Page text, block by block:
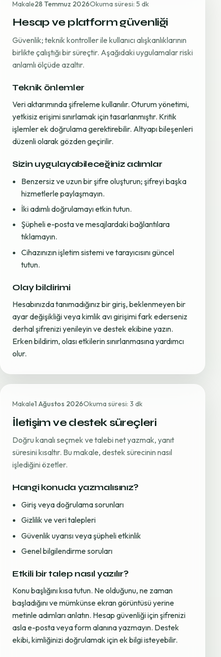
Makale28 Temmuz 2026Okuma süresi: 5 dk
Hesap ve platform güvenliği
Güvenlik; teknik kontroller ile kullanıcı alışkanlıklarının
birlikte çalıştığı bir süreçtir. Aşağıdaki uygulamalar riski
anlamlı ölçüde azaltır.
Teknik önlemler
Veri aktarımında şifreleme kullanılır. Oturum yönetimi,
yetkisiz erişimi sınırlamak için tasarlanmıştır. Kritik
işlemler ek doğrulama gerektirebilir. Altyapı bileşenleri
düzenli olarak gözden geçirilir.
Sizin uygulayabileceğiniz adımlar
Benzersiz ve uzun bir şifre oluşturun; şifreyi başka
hizmetlerle paylaşmayın.
İki adımlı doğrulamayı etkin tutun.
Şüpheli e-posta ve mesajlardaki bağlantılara
tıklamayın.
Cihazınızın işletim sistemi ve tarayıcısını güncel
tutun.
Olay bildirimi
Hesabınızda tanımadığınız bir giriş, beklenmeyen bir
ayar değişikliği veya kimlik avı girişimi fark ederseniz
derhal şifrenizi yenileyin ve destek ekibine yazın.
Erken bildirim, olası etkilerin sınırlanmasına yardımcı
olur.
Makale1 Ağustos 2026Okuma süresi: 3 dk
İletişim ve destek süreçleri
Doğru kanalı seçmek ve talebi net yazmak, yanıt
süresini kısaltır. Bu makale, destek sürecinin nasıl
işlediğini özetler.
Hangi konuda yazmalısınız?
Giriş veya doğrulama sorunları
Gizlilik ve veri talepleri
Güvenlik uyarısı veya şüpheli etkinlik
Genel bilgilendirme soruları
Etkili bir talep nasıl yazılır?
Konu başlığını kısa tutun. Ne olduğunu, ne zaman
başladığını ve mümkünse ekran görüntüsü yerine
metinle adımları anlatın. Hesap güvenliği için şifrenizi
asla e-posta veya form alanına yazmayın. Destek
ekibi, kimliğinizi doğrulamak için ek bilgi isteyebilir.